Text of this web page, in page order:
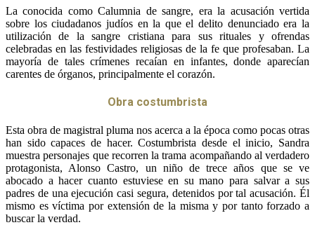
La conocida como Calumnia de sangre, era la acusación vertida
sobre los ciudadanos judíos en la que el delito denunciado era la
utilización de la sangre cristiana para sus rituales y ofrendas
celebradas en las festividades religiosas de la fe que profesaban. La
mayoría de tales crímenes recaían en infantes, donde aparecían
carentes de órganos, principalmente el corazón.
Obra costumbrista
Esta obra de magistral pluma nos acerca a la época como pocas otras
han sido capaces de hacer. Costumbrista desde el inicio, Sandra
muestra personajes que recorren la trama acompañando al verdadero
protagonista, Alonso Castro, un niño de trece años que se ve
abocado a hacer cuanto estuviese en su mano para salvar a sus
padres de una ejecución casi segura, detenidos por tal acusación. Él
mismo es víctima por extensión de la misma y por tanto forzado a
buscar la verdad.